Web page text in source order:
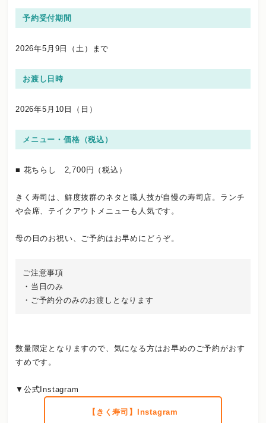
予約受付期間
2026年5月9日（土）まで
お渡し日時
2026年5月10日（日）
メニュー・価格（税込）
■ 花ちらし 2,700円（税込）
きく寿司は、鮮度抜群のネタと職人技が自慢の寿司店。ランチ
や会席、テイクアウトメニューも人気です。
母の日のお祝い、ご予約はお早めにどうぞ。
ご注意事項
・当日のみ
・ご予約分のみのお渡しとなります
数量限定となりますので、気になる方はお早めのご予約がおす
すめです。
▼公式Instagram
【きく寿司】Instagram